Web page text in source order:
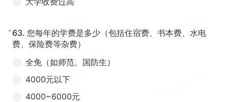
* 63. 您每年的学费是多少（包括住宿费、书本费、水电
费、保险费等杂费）
全免（如师范、国防生）
4000元以下
4000~6000元